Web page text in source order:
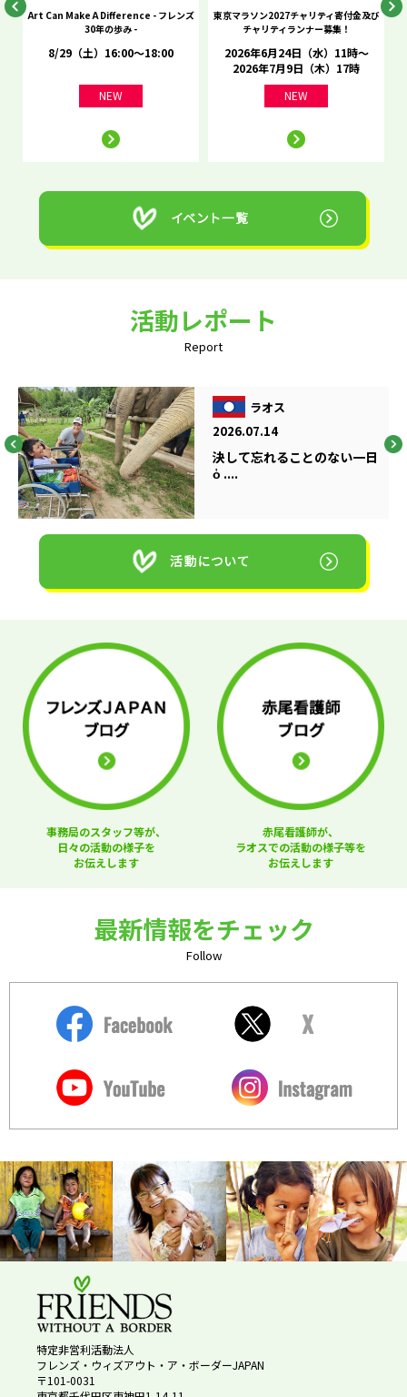
Art Can Make A Difference - フレンズ
30年の歩み -
8/29（土）16:00～18:00
NEW
東京マラソン2027チャリティ寄付金及び
チャリティランナー募集！
2026年6月24日（水）11時～
2026年7月9日（木）17時
NEW
活動レポート
Report
ラオス
2026.07.14
決して忘れることのない一日
ὁ ....
事務局のスタッフ等が、
日々の活動の様子を
お伝えします
赤尾看護師が、
ラオスでの活動の様子等を
お伝えします
最新情報をチェック
Follow
特定非営利活動法人
フレンズ・ウィズアウト・ア・ボーダーJAPAN
〒101-0031